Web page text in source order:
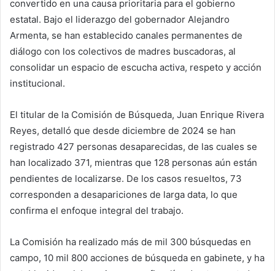
convertido en una causa prioritaria para el gobierno
estatal. Bajo el liderazgo del gobernador Alejandro
Armenta, se han establecido canales permanentes de
diálogo con los colectivos de madres buscadoras, al
consolidar un espacio de escucha activa, respeto y acción
institucional.
El titular de la Comisión de Búsqueda, Juan Enrique Rivera
Reyes, detalló que desde diciembre de 2024 se han
registrado 427 personas desaparecidas, de las cuales se
han localizado 371, mientras que 128 personas aún están
pendientes de localizarse. De los casos resueltos, 73
corresponden a desapariciones de larga data, lo que
confirma el enfoque integral del trabajo.
La Comisión ha realizado más de mil 300 búsquedas en
campo, 10 mil 800 acciones de búsqueda en gabinete, y ha